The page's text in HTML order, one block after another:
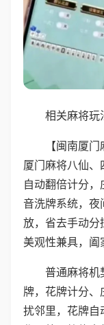
相关麻将玩
【闽南厦
厦门麻将八仙
自动翻倍计分
音洗牌系统，夜
放，省去手动分
美观性兼具，阖
普通麻将机
牌，花牌计分
扰邻里，花牌自